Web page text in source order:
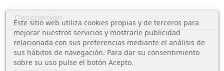
Descripción
Ficha técnica
Este sitio web utiliza cookies propias y de terceros para
mejorar nuestros servicios y mostrarle publicidad
relacionada con sus preferencias mediante el análisis de
sus hábitos de navegación. Para dar su consentimiento
sobre su uso pulse el botón Acepto.